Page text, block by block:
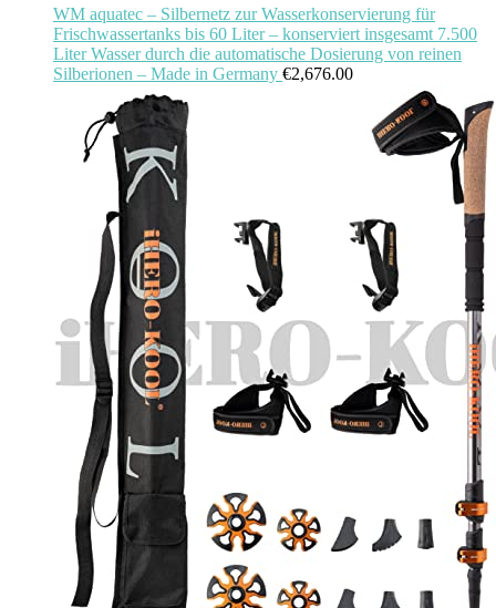
WM aquatec – Silbernetz zur Wasserkonservierung für
Frischwassertanks bis 60 Liter – konserviert insgesamt 7.500
Liter Wasser durch die automatische Dosierung von reinen
Silberionen – Made in Germany €2,676.00